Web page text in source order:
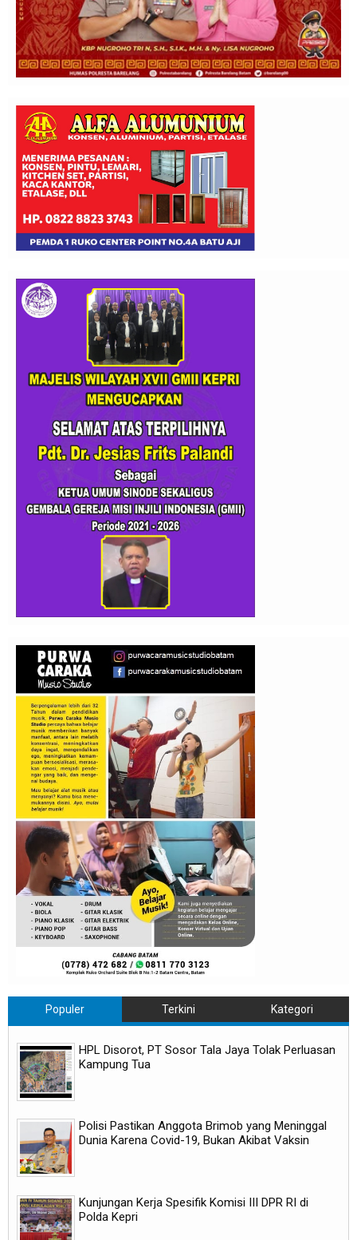
Populer Terkini Kategori
HPL Disorot, PT Sosor Tala Jaya Tolak Perluasan
Kampung Tua
Polisi Pastikan Anggota Brimob yang Meninggal
Dunia Karena Covid-19, Bukan Akibat Vaksin
Kunjungan Kerja Spesifik Komisi III DPR RI di
Polda Kepri